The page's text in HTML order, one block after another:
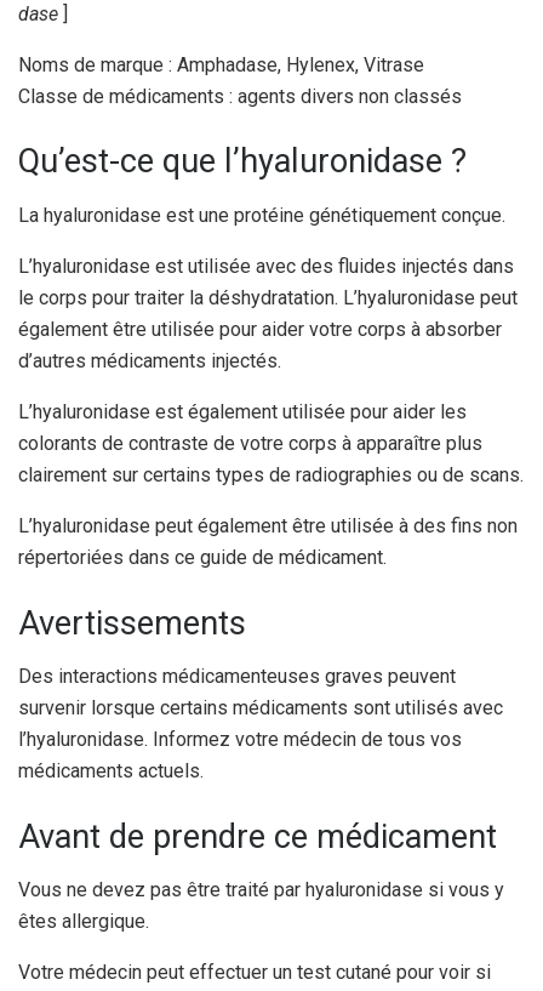
dase ]
Noms de marque : Amphadase, Hylenex, Vitrase
Classe de médicaments : agents divers non classés
Qu’est-ce que l’hyaluronidase ?
La hyaluronidase est une protéine génétiquement conçue.
L’hyaluronidase est utilisée avec des fluides injectés dans
le corps pour traiter la déshydratation. L’hyaluronidase peut
également être utilisée pour aider votre corps à absorber
d’autres médicaments injectés.
L’hyaluronidase est également utilisée pour aider les
colorants de contraste de votre corps à apparaître plus
clairement sur certains types de radiographies ou de scans.
L’hyaluronidase peut également être utilisée à des fins non
répertoriées dans ce guide de médicament.
Avertissements
Des interactions médicamenteuses graves peuvent
survenir lorsque certains médicaments sont utilisés avec
l’hyaluronidase. Informez votre médecin de tous vos
médicaments actuels.
Avant de prendre ce médicament
Vous ne devez pas être traité par hyaluronidase si vous y
êtes allergique.
Votre médecin peut effectuer un test cutané pour voir si